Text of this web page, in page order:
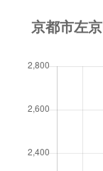
山端大城田
山端橋ノ本
吉田神楽岡
吉田神楽岡
大原戸寺町
岡崎真如堂